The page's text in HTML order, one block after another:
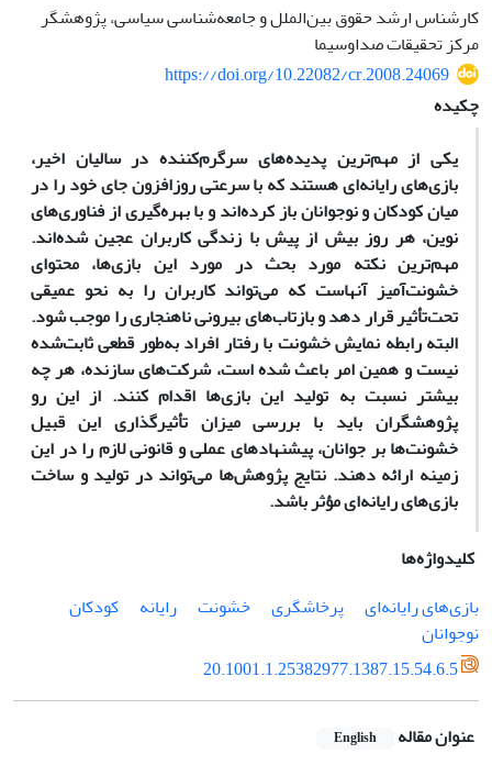
کارشناس ارشد حقوق بین‌الملل و جامعه‌شناسی سیاسی، پژوهشگر
مرکز تحقیقات صداوسیما
https://doi.org/10.22082/cr.2008.24069
چکیده
یکی ازمهم‌ترین پدیده‌های سرگرم‌کننده در سالیان اخیر،
بازی‌های رایانه‌ای هستند که با سرعتی روزافزون جای خود را در
میان کودکان و نوجوانان باز کرده‌اند و با بهره‌گیری از فناوری‌های
نوین، هر روز بیش از پیش با زندگی کاربران عجین شده‌اند.
مهم‌ترین نکته مورد بحث در مورد این بازی‌ها، محتوای
خشونت‌آمیز آنهاست که می‌تواند کاربران را به نحو عمیقی
تحت‌تأثیر قرار دهد و بازتاب‌های بیرونی ناهنجاری را موجب شود.
البته رابطه نمایش‌ خشونت با رفتار افراد به‌طور قطعی ثابت‌شده
نیست و همین امر باعث شده است، ‌شرکت‌‌های سازنده، هر چه
بیشتر نسبت به تولید این بازی‌ها اقدام کنند. از این رو
پژوهشگران باید با بررسی میزان تأثیر‌گذاری این قبیل
خشونت‌ها بر جوانان، پیشنهادهای عملی و قانونی لازم را در این
زمینه ارائه دهند. نتایج پژوهش‌ها می‌تواند در تولید و ساخت
بازی‌های رایانه‌ای مؤثر باشد.
کلیدواژه‌ها
بازی‌های رایانه‌ای
پرخاشگری خشونت رایانه
کودکان
نوجوانان
20.1001.1.25382977.1387.15.54.6.5
عنوان مقاله English